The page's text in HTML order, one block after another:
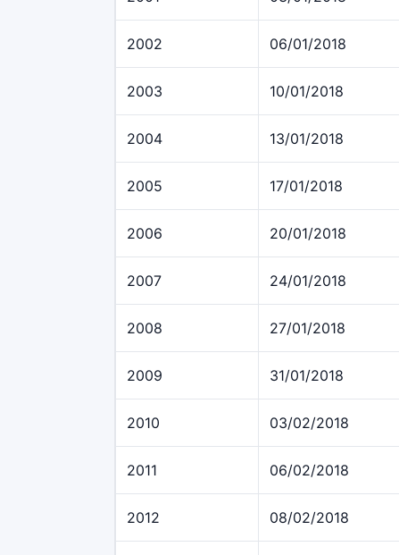
2002 06/01/2018
2003 10/01/2018
2004 13/01/2018
2005 17/01/2018
2006 20/01/2018
2007 24/01/2018
2008 27/01/2018
2009 31/01/2018
2010 03/02/2018
2011 06/02/2018
2012 08/02/2018